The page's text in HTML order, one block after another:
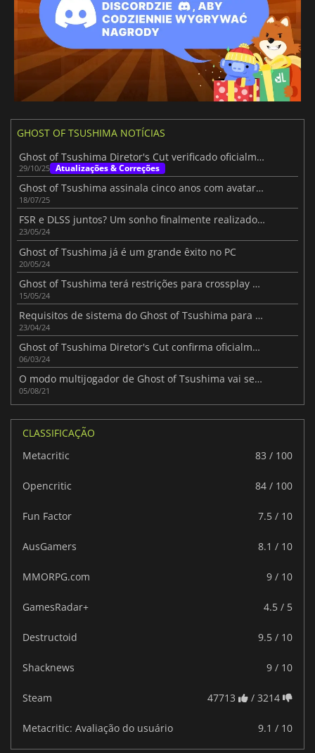
GHOST OF TSUSHIMA NOTÍCIAS
Ghost of Tsushima Diretor's Cut verificado oficialmente no Steam Deck
29/10/25 Atualizações & Correções
Ghost of Tsushima assinala cinco anos com avatares PSN gratuitos
18/07/25
FSR e DLSS juntos? Um sonho finalmente realizado graças a Ghost of Tsushima
23/05/24
Ghost of Tsushima já é um grande êxito no PC
20/05/24
Ghost of Tsushima terá restrições para crossplay no PC
15/05/24
Requisitos de sistema do Ghost of Tsushima para PC revelados
23/04/24
Ghost of Tsushima Diretor's Cut confirma oficialmente a sua data de lançamento no PC!
06/03/24
O modo multijogador de Ghost of Tsushima vai ser objeto de um jogo separado
05/08/21
CLASSIFICAÇÃO
Metacritic
83 / 100
Opencritic 84 / 100
Fun Factor 7.5 / 10
AusGamers 8.1 / 10
MMORPG.com 9 / 10
GamesRadar+ 4.5 / 5
Destructoid 9.5 / 10
Shacknews 9 / 10
Steam 47713 / 3214
Metacritic: Avaliação do usuário 9.1 / 10